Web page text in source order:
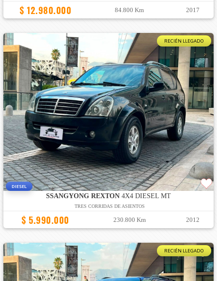
$ 12.980.000 84.800 Km 2017
RECIÉN LLEGADO
DIESEL
SSANGYONG REXTON4X4 DIESEL MT
TRES CORRIDAS DE ASIENTOS
$ 5.990.000 230.800 Km 2012
RECIÉN LLEGADO